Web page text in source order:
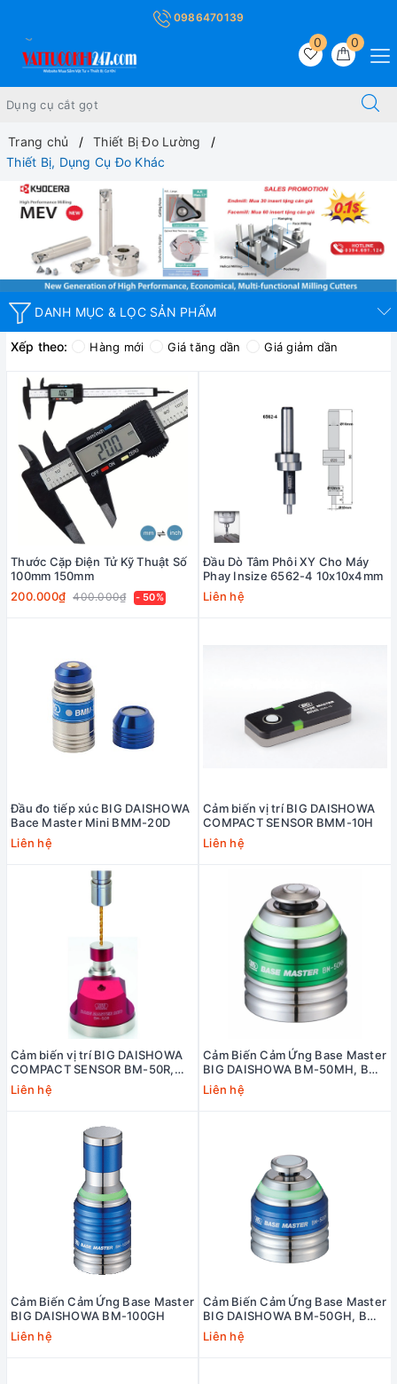
0986470139
0
0
Trang chủ
Thiết Bị Đo Lường
Thiết Bị, Dụng Cụ Đo Khác
DANH MỤC & LỌC SẢN PHẨM
Xếp theo: Hàng mới Giá tăng dần Giá giảm dần
Thước Cặp Điện Tử Kỹ Thuật Số
100mm 150mm
200.000₫ 400.000₫ - 50%
Đầu Dò Tâm Phôi XY Cho Máy
Phay Insize 6562-4 10x10x4mm
Liên hệ
Đầu đo tiếp xúc BIG DAISHOWA
Bace Master Mini BMM-20D
Liên hệ
Cảm biến vị trí BIG DAISHOWA
COMPACT SENSOR BMM-10H
Liên hệ
Cảm biến vị trí BIG DAISHOWA
COMPACT SENSOR BM-50R,
BM-2R
Liên hệ
Cảm Biến Cảm Ứng Base Master
BIG DAISHOWA BM-50MH, BM-
2MH
Liên hệ
Cảm Biến Cảm Ứng Base Master
BIG DAISHOWA BM-100GH
Liên hệ
Cảm Biến Cảm Ứng Base Master
BIG DAISHOWA BM-50GH, BM-
2GH
Liên hệ